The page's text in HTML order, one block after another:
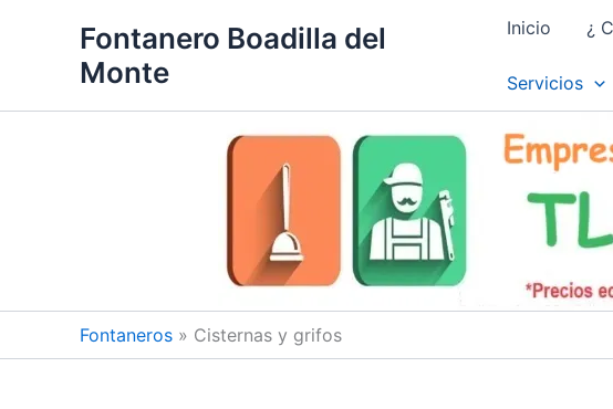
Fontanero Boadilla del
Monte
Inicio ¿
Servicios
Fontaneros » Cisternas y grifos